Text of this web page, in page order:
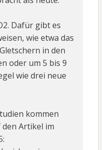
Dafür gibt es
wie etwa das
in den
oder um 5 bis 9
wie drei neue
kommen
Artikel im